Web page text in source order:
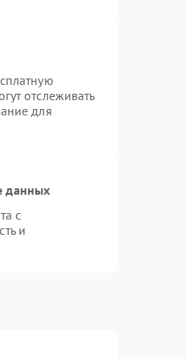
отслеживать
для
данных
с
и